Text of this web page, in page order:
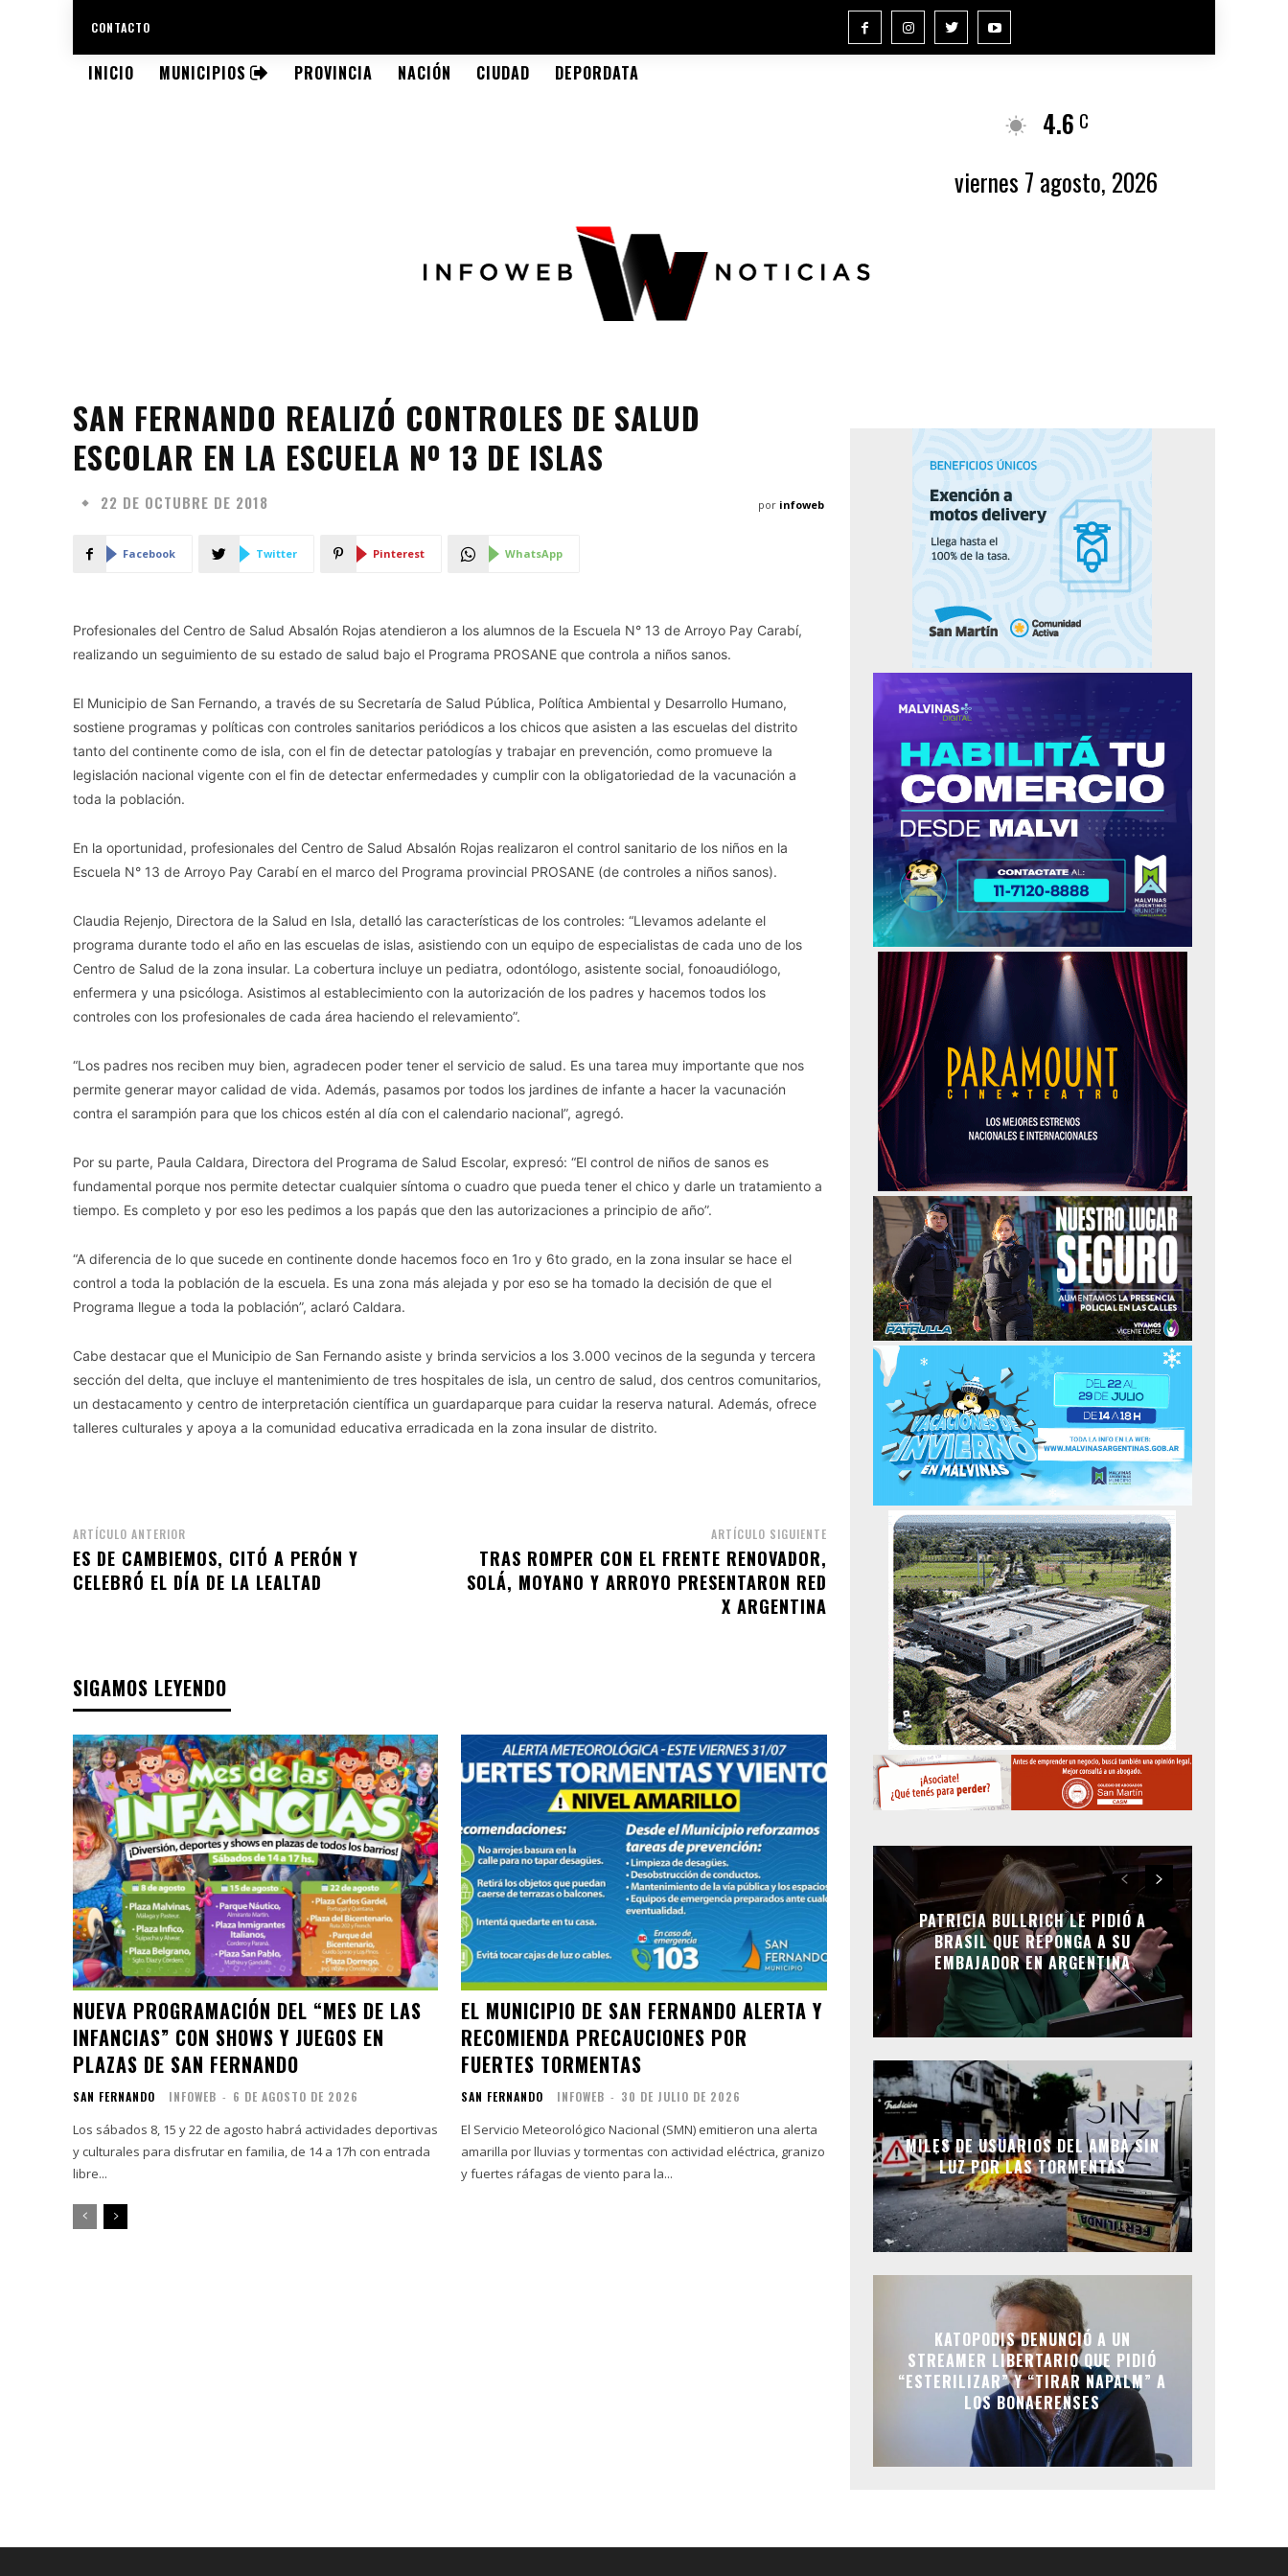
CONTACTO
INICIO MUNICIPIOS PROVINCIA NACIÓN CIUDAD DEPORDATA
4.6 C
viernes 7 agosto, 2026
SAN FERNANDO REALIZÓ CONTROLES DE SALUD
ESCOLAR EN LA ESCUELA Nº 13 DE ISLAS
22 DE OCTUBRE DE 2018 por infoweb
Facebook Twitter Pinterest WhatsApp
Profesionales del Centro de Salud Absalón Rojas atendieron a los alumnos de la Escuela N° 13 de Arroyo Pay Carabí,
realizando un seguimiento de su estado de salud bajo el Programa PROSANE que controla a niños sanos.
El Municipio de San Fernando, a través de su Secretaría de Salud Pública, Política Ambiental y Desarrollo Humano,
sostiene programas y políticas con controles sanitarios periódicos a los chicos que asisten a las escuelas del distrito
tanto del continente como de isla, con el fin de detectar patologías y trabajar en prevención, como promueve la
legislación nacional vigente con el fin de detectar enfermedades y cumplir con la obligatoriedad de la vacunación a
toda la población.
En la oportunidad, profesionales del Centro de Salud Absalón Rojas realizaron el control sanitario de los niños en la
Escuela N° 13 de Arroyo Pay Carabí en el marco del Programa provincial PROSANE (de controles a niños sanos).
Claudia Rejenjo, Directora de la Salud en Isla, detalló las características de los controles: “Llevamos adelante el
programa durante todo el año en las escuelas de islas, asistiendo con un equipo de especialistas de cada uno de los
Centro de Salud de la zona insular. La cobertura incluye un pediatra, odontólogo, asistente social, fonoaudiólogo,
enfermera y una psicóloga. Asistimos al establecimiento con la autorización de los padres y hacemos todos los
controles con los profesionales de cada área haciendo el relevamiento”.
“Los padres nos reciben muy bien, agradecen poder tener el servicio de salud. Es una tarea muy importante que nos
permite generar mayor calidad de vida. Además, pasamos por todos los jardines de infante a hacer la vacunación
contra el sarampión para que los chicos estén al día con el calendario nacional”, agregó.
Por su parte, Paula Caldara, Directora del Programa de Salud Escolar, expresó: “El control de niños de sanos es
fundamental porque nos permite detectar cualquier síntoma o cuadro que pueda tener el chico y darle un tratamiento a
tiempo. Es completo y por eso les pedimos a los papás que den las autorizaciones a principio de año”.
“A diferencia de lo que sucede en continente donde hacemos foco en 1ro y 6to grado, en la zona insular se hace el
control a toda la población de la escuela. Es una zona más alejada y por eso se ha tomado la decisión de que el
Programa llegue a toda la población”, aclaró Caldara.
Cabe destacar que el Municipio de San Fernando asiste y brinda servicios a los 3.000 vecinos de la segunda y tercera
sección del delta, que incluye el mantenimiento de tres hospitales de isla, un centro de salud, dos centros comunitarios,
un destacamento y centro de interpretación científica un guardaparque para cuidar la reserva natural. Además, ofrece
talleres culturales y apoya a la comunidad educativa erradicada en la zona insular de distrito.
ARTÍCULO ANTERIOR
ES DE CAMBIEMOS, CITÓ A PERÓN Y
CELEBRÓ EL DÍA DE LA LEALTAD
ARTÍCULO SIGUIENTE
TRAS ROMPER CON EL FRENTE RENOVADOR,
SOLÁ, MOYANO Y ARROYO PRESENTARON RED
X ARGENTINA
SIGAMOS LEYENDO
NUEVA PROGRAMACIÓN DEL “MES DE LAS
INFANCIAS” CON SHOWS Y JUEGOS EN
PLAZAS DE SAN FERNANDO
SAN FERNANDO INFOWEB - 6 DE AGOSTO DE 2026
Los sábados 8, 15 y 22 de agosto habrá actividades deportivas
y culturales para disfrutar en familia, de 14 a 17h con entrada
libre...
EL MUNICIPIO DE SAN FERNANDO ALERTA Y
RECOMIENDA PRECAUCIONES POR
FUERTES TORMENTAS
SAN FERNANDO INFOWEB - 30 DE JULIO DE 2026
El Servicio Meteorológico Nacional (SMN) emitieron una alerta
amarilla por lluvias y tormentas con actividad eléctrica, granizo
y fuertes ráfagas de viento para la...
PATRICIA BULLRICH LE PIDIÓ A
BRASIL QUE REPONGA A SU
EMBAJADOR EN ARGENTINA
MILES DE USUARIOS DEL AMBA SIN
LUZ POR LAS TORMENTAS
KATOPODIS DENUNCIÓ A UN
STREAMER LIBERTARIO QUE PIDIÓ
“ESTERILIZAR” Y “TIRAR NAPALM” A
LOS BONAERENSES